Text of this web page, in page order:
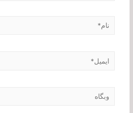
نام*
ایمیل*
وبگاه